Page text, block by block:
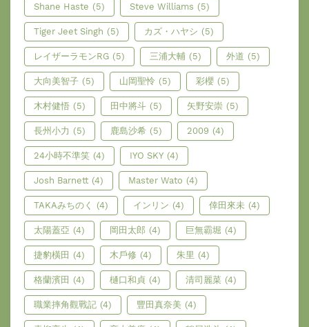
Shane Haste (5) Steve Williams (5)
Tiger Jeet Singh (5) カズ・ハヤシ (5)
レイザーラモンRG (5) 三浦大輔 (5) 外道 (5)
大向美智子 (5) 山岡聖怜 (5) 彩櫻 (5)
木村健悟 (5) 田中將斗 (5) 矢野安崇 (5)
長州小力 (5) 鹿島沙希 (5) 2009 (4)
24小時不準笑 (4) IYO SKY (4)
Josh Barnett (4) Master Wato (4)
TAKAみちのく (4) インリン (4) 倖田來未 (4)
太陽蓋亞 (4) 岡田太郎 (4) 巨無霸堀 (4)
捷豹橫田 (4) 木戶修 (4) 朱里 (4)
格蘭濱田 (4) 樋口和貞 (4) 清司麗菜 (4)
職業摔角觀戰記 (4) 豐田真奈美 (4)